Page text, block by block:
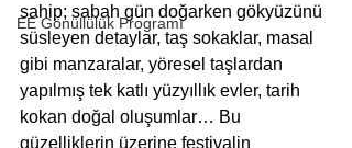
EE Gönüllülük Programı
sahip; sabah gün doğarken gökyüzünü
süsleyen detaylar, taş sokaklar, masal
gibi manzaralar, yöresel taşlardan
yapılmış tek katlı yüzyıllık evler, tarih
kokan doğal oluşumlar… Bu
güzelliklerin üzerine festivalin